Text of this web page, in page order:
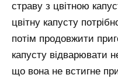
страву з цвітною
цвітну капусту
потім продовжити
капусту відварювати
що вона не встигне